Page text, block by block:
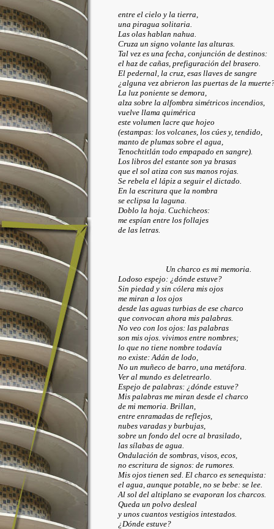
entre el cielo y la tierra,
una piragua solitaria.
Las olas hablan nahua.
Cruza un signo volante las alturas.
Tal vez es una fecha, conjunción de destinos:
el haz de cañas, prefiguración del brasero.
El pedernal, la cruz, esas llaves de sangre
¿alguna vez abrieron las puertas de la
La luz poniente se demora,
alza sobre la alfombra simétricos incendios,
vuelve llama quimérica
este volumen lacre que hojeo
(estampas: los volcanes, los cúes y, tendido,
manto de plumas sobre el agua,
Tenochtitlán todo empapado en sangre).
Los libros del estante son ya brasas
que el sol atiza con sus manos rojas.
Se rebela el lápiz a seguir el dictado.
En la escritura que la nombra
se eclipsa la laguna.
Doblo la hoja. Cuchicheos:
me espían entre los follajes
de las letras.
Un charco es mi memoria.
Lodoso espejo: ¿dónde estuve?
Sin piedad y sin cólera mis ojos
me miran a los ojos
desde las aguas turbias de ese charco
que convocan ahora mis palabras.
No veo con los ojos: las palabras
son mis ojos. vivimos entre nombres;
lo que no tiene nombre todavía
no existe:Adán de lodo,
No un muñeco de barro, una metáfora.
Ver al mundo es deletrearlo.
Espejo de palabras: ¿dónde estuve?
Mis palabras me miran desde el charco
de mi memoria. Brillan,
entre enramadas de reflejos,
nubes varadas y burbujas,
sobre un fondo del ocre al brasilado,
las sílabas de agua.
Ondulación de sombras, visos, ecos,
no escritura de signos: de rumores.
Mis ojos tienen sed. El charco es senequista:
el agua, aunque potable, no se bebe: se lee.
Al sol del altiplano se evaporan los charcos.
Queda un polvo desleal
y unos cuantos vestigios intestados.
¿Dónde estuve?